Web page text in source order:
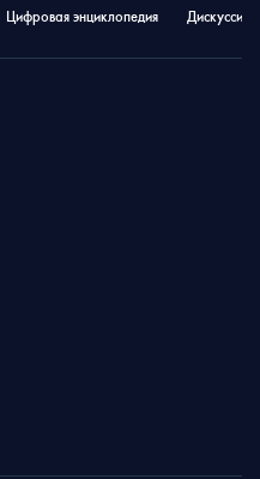
Цифровая энциклопедия